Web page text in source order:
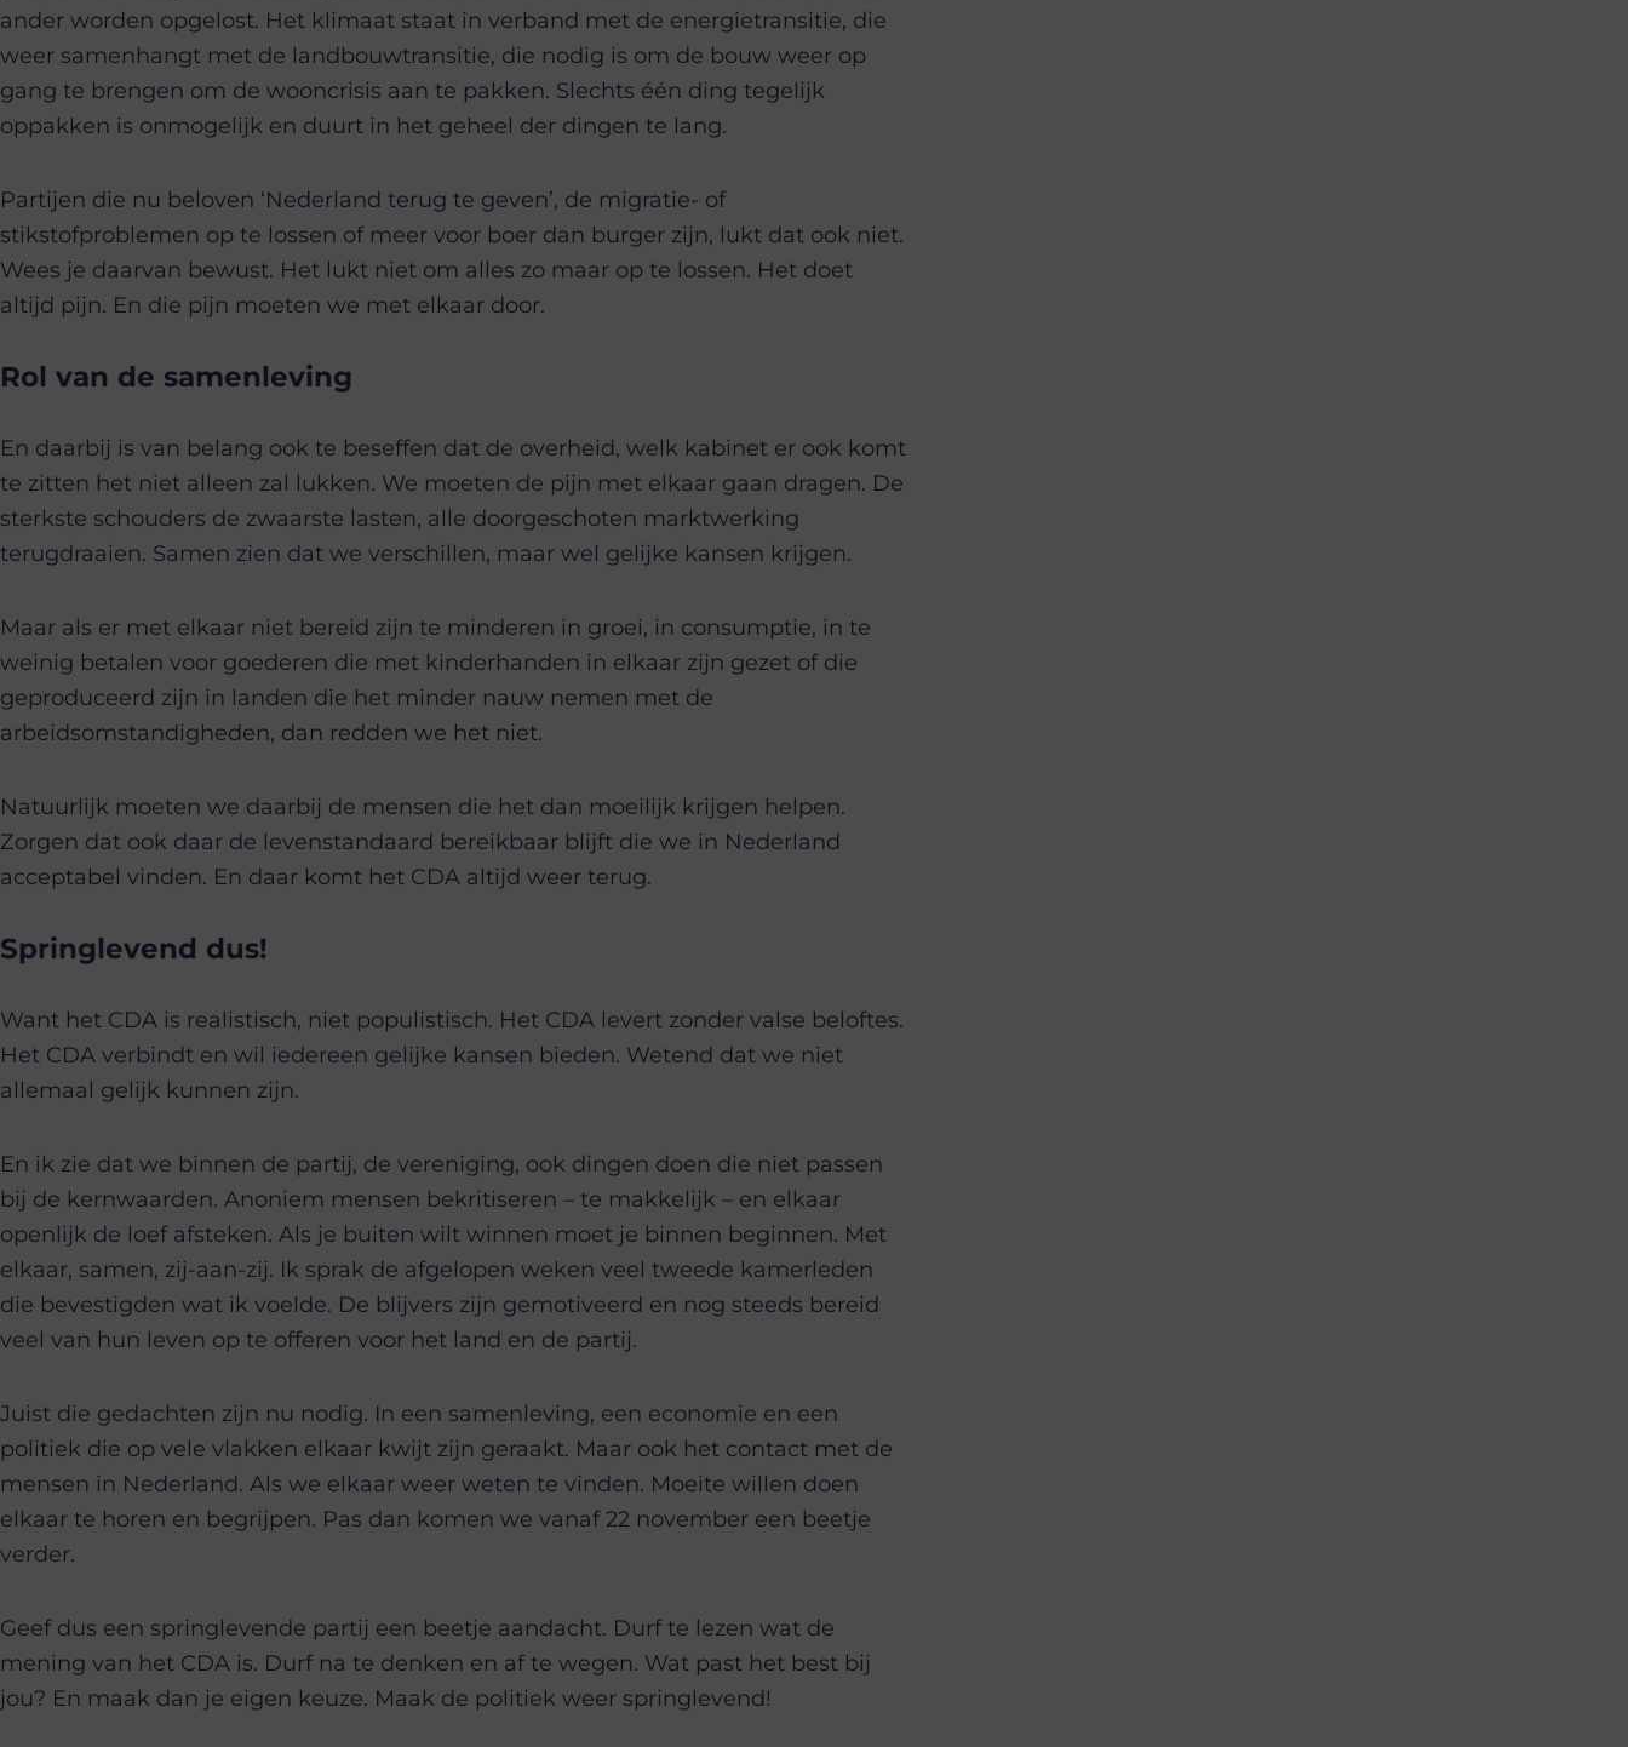
ander worden opgelost. Het klimaat staat in verband met de energietransitie, die
weer samenhangt met de landbouwtransitie, die nodig is om de bouw weer op
gang te brengen om de wooncrisis aan te pakken. Slechts één ding tegelijk
oppakken is onmogelijk en duurt in het geheel der dingen te lang.
Partijen die nu beloven ‘Nederland terug te geven’, de migratie- of
stikstofproblemen op te lossen of meer voor boer dan burger zijn, lukt dat ook niet.
Wees je daarvan bewust. Het lukt niet om alles zo maar op te lossen. Het doet
altijd pijn. En die pijn moeten we met elkaar door.
Rol van de samenleving
En daarbij is van belang ook te beseffen dat de overheid, welk kabinet er ook komt
te zitten het niet alleen zal lukken. We moeten de pijn met elkaar gaan dragen. De
sterkste schouders de zwaarste lasten, alle doorgeschoten marktwerking
terugdraaien. Samen zien dat we verschillen, maar wel gelijke kansen krijgen.
Maar als er met elkaar niet bereid zijn te minderen in groei, in consumptie, in te
weinig betalen voor goederen die met kinderhanden in elkaar zijn gezet of die
geproduceerd zijn in landen die het minder nauw nemen met de
arbeidsomstandigheden, dan redden we het niet.
Natuurlijk moeten we daarbij de mensen die het dan moeilijk krijgen helpen.
Zorgen dat ook daar de levenstandaard bereikbaar blijft die we in Nederland
acceptabel vinden. En daar komt het CDA altijd weer terug.
Springlevend dus!
Want het CDA is realistisch, niet populistisch. Het CDA levert zonder valse beloftes.
Het CDA verbindt en wil iedereen gelijke kansen bieden. Wetend dat we niet
allemaal gelijk kunnen zijn.
En ik zie dat we binnen de partij, de vereniging, ook dingen doen die niet passen
bij de kernwaarden. Anoniem mensen bekritiseren – te makkelijk – en elkaar
openlijk de loef afsteken. Als je buiten wilt winnen moet je binnen beginnen. Met
elkaar, samen, zij-aan-zij. Ik sprak de afgelopen weken veel tweede kamerleden
die bevestigden wat ik voelde. De blijvers zijn gemotiveerd en nog steeds bereid
veel van hun leven op te offeren voor het land en de partij.
Juist die gedachten zijn nu nodig. In een samenleving, een economie en een
politiek die op vele vlakken elkaar kwijt zijn geraakt. Maar ook het contact met de
mensen in Nederland. Als we elkaar weer weten te vinden. Moeite willen doen
elkaar te horen en begrijpen. Pas dan komen we vanaf 22 november een beetje
verder.
Geef dus een springlevende partij een beetje aandacht. Durf te lezen wat de
mening van het CDA is. Durf na te denken en af te wegen. Wat past het best bij
jou? En maak dan je eigen keuze. Maak de politiek weer springlevend!